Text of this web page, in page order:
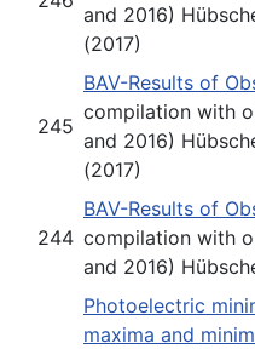
and 2016)
(2017)
245
BAV-Results of
compilation with
and 2016)
(2017)
244
BAV-Results of
compilation with
and 2016)
Photoelectric
maxima and